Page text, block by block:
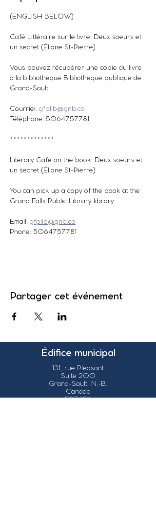
(ENGLISH BELOW)
Café Littéraire sur le livre: Deux soeurs et
un secret (Éliane St-Pierre)
Vous pouvez récupérer une copie du livre
à la bibliothèque Bibliothèque publique de
Grand-Sault
Courriel: gfplib@gnb.ca
Téléphone: 5064757781
*************
Literary Café on the book: Deux soeurs et
un secret (Éliane St-Pierre)
You can pick up a copy of the book at the
Grand Falls Public Library library
Email: gfplib@gnb.ca
Phone: 5064757781
Partager cet événement
Édifice municipal
131, rue Pleasant
Suite 200
Grand-Sault, N.-B.
Canada
E3Z 1G6